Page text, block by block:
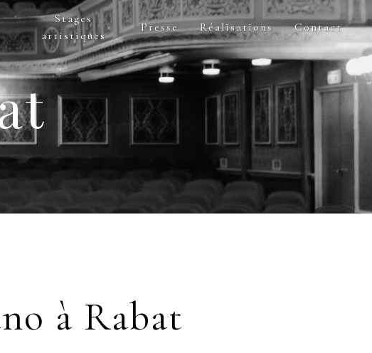
Stages
artistiques
Presse Réalisations Contact
à Rabat